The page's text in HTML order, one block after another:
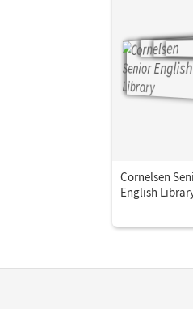
Cornelsen
English